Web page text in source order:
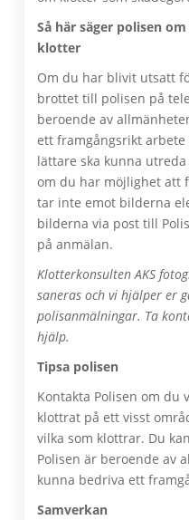
Så här säger polisen
klotter
Om du har blivit utsatt
brottet till polisen på
beroende av
ett framgångsrikt
lättare ska kunna
om du har möjlighet att
tar inte emot bilderna
bilderna via post till
på anmälan.
Klotterkonsulten AKS
saneras och vi hjälper er
polisanmälningar. Ta
hjälp.
Tipsa polisen
Kontakta Polisen om du
klottrat på ett visst
vilka som klottrar. Du
Polisen är beroende av
kunna bedriva ett
Samverkan